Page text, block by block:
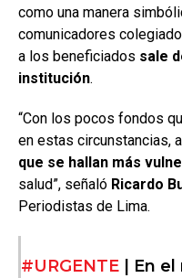
como una manera
comunicadores
a los beneficiados sale
institución.
“Con los pocos fondos
en estas circunstancias,
que se hallan más
salud”, señaló Ricardo
Periodistas de Lima.
#URGENTE | En